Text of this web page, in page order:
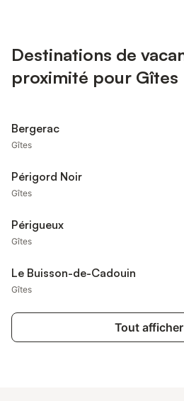
Destinations de
proximité pour Gîtes
Bergerac
Gîtes
Périgord Noir
Gîtes
Périgueux
Gîtes
Le Buisson-de-Cadouin
Gîtes
Tout afficher